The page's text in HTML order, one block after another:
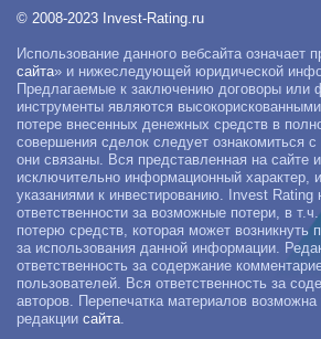
© 2008-2023 Invest-Rating.ru
Использование данного вебсайта означает
сайта» и нижеследующей юридической
Предлагаемые к заключению договоры или
инструменты являются
потере внесенных денежных средств в
совершения сделок следует ознакомиться
они связаны. Вся представленная на сайте
исключительно информационный характер,
указаниями к инвестированию. Invest Rating
ответственности за возможные потери, в
потерю средств, которая может возникнуть
за использования данной информации.
ответственность за содержание
пользователей. Вся ответственность за
авторов. Перепечатка материалов
редакции сайта.